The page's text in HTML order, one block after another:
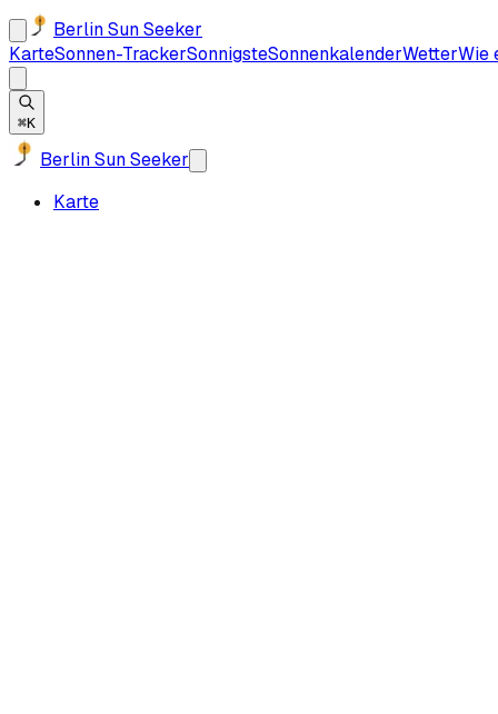
Berlin Sun Seeker
KarteSonnen-TrackerSonnigsteSonnenkalenderWetterWie
⌘K
Berlin Sun Seeker
Karte